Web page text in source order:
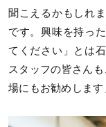
聞こえるかもしれ
です。興味を持っ
てください」とは
スタッフの皆さん
場にもお勧めします